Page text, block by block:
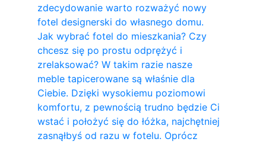
zdecydowanie warto rozważyć nowy
fotel designerski do własnego domu.
Jak wybrać fotel do mieszkania? Czy
chcesz się po prostu odprężyć i
zrelaksować? W takim razie nasze
meble tapicerowane są właśnie dla
Ciebie. Dzięki wysokiemu poziomowi
komfortu, z pewnością trudno będzie Ci
wstać i położyć się do łóżka, najchętniej
zasnąłbyś od razu w fotelu. Oprócz